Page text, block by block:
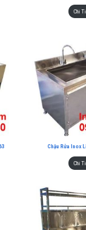
Chi
Chậu Rửa Inox
Chi